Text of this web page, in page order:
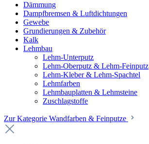
Dämmung
Dampfbremsen & Luftdichtungen
Gewebe
Grundierungen & Zubehör
Kalk
Lehmbau
Lehm-Unterputz
Lehm-Oberputz & Lehm-Feinputz
Lehm-Kleber & Lehm-Spachtel
Lehmfarben
Lehmbauplatten & Lehmsteine
Zuschlagstoffe
Zur Kategorie Wandfarben & Feinputze